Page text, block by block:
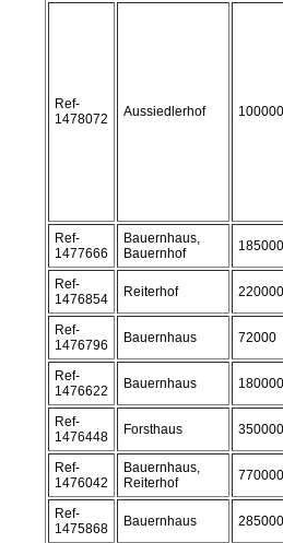
Ref-
1478072
Aussiedlerhof
Ref-
1477666
Bauernhaus,
Bauernhof
185000
Ref-
1476854
Reiterhof 220000
Ref-
1476796
Bauernhaus 72000
Ref-
1476622
Bauernhaus 180000
Ref-
1476448
Forsthaus 350000
Ref-
1476042
Bauernhaus,
Reiterhof
770000
Ref-
1475868
Bauernhaus 285000